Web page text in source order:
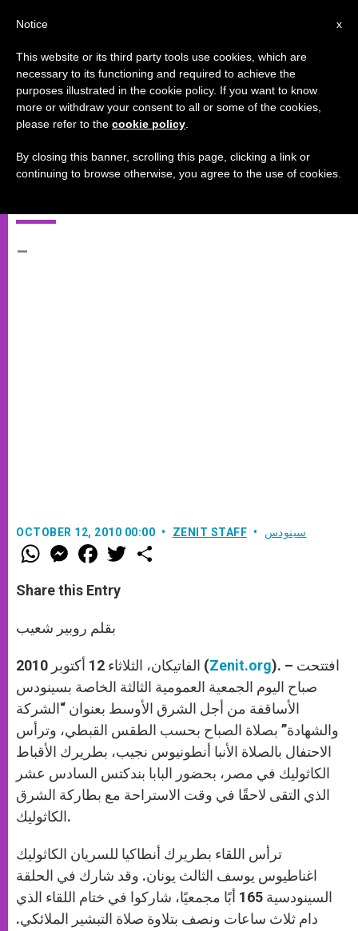
اليوم الثاني من السينودس: تسليط
الضوء على التعايش مع المسلمين،
وعلى الدور التربوي للكاثوليك في
–
OCTOBER 12, 2010 00:00 ZENIT STAFF سينودس
W
h
t
s
p
p
M
e
s
e
e
F
a
e
b
o
k
w
Share this Entry
بقلم روبير شعيب
الفاتيكان، الثلاثاء 12 أكتوبر 2010 (Zenit.org). – افتتحت
صباح اليوم الجمعية العمومية الثالثة الخاصة بسينودس
الأساقفة من أجل الشرق الأوسط بعنوان “الشركة
والشهادة” بصلاة الصباح بحسب الطقس القبطي، وترأس
الاحتفال بالصلاة الأنبا أنطونيوس نجيب، بطريرك الأقباط
الكاثوليك في مصر، بحضور البابا بندكتس السادس عشر
الذي التقى لاحقًا في وقت الاستراحة مع بطاركة الشرق
الكاثوليك.
ترأس اللقاء بطريرك أنطاكيا للسريان الكاثوليك
اغناطيوس يوسف الثالث يونان. وقد شارك في الحلقة
السينودسية 165 أبًا مجمعيًا، شاركوا في ختام اللقاء الذي
دام ثلاث ساعات ونصف بتلاوة صلاة التبشير الملائكي.
x
Notice
This website or its third party tools use cookies, which are
necessary to its functioning and required to achieve the
purposes illustrated in the cookie policy. If you want to know
more or withdraw your consent to all or some of the cookies,
please refer to the cookie policy
By closing this banner, scrolling this page, clicking a link or
continuing to browse otherwise, you agree to the use of cookies.